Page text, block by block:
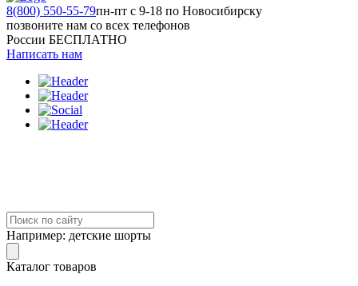
8(800) 550-55-79пн-пт с 9-18 по Новосибирску
позвоните нам со всех телефонов
России БЕСПЛАТНО
Написать нам
Например: детские шорты
Каталог товаров